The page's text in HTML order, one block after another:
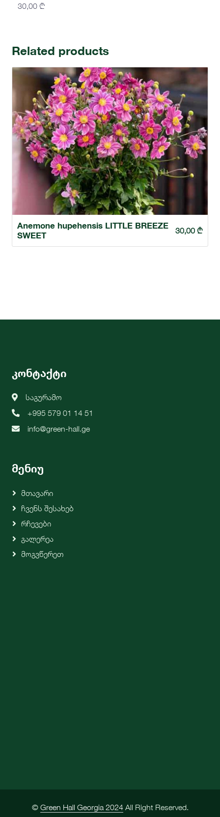
30,00 ₾
Related products
Anemone hupehensis LITTLE BREEZE
SWEET
30,00 ₾
კონტაქტი
საგურამო
+995 579 01 14 51
info@green-hall.ge
მენიუ
Მთავარი
Ჩვენს Შესახებ
Რჩევები
Გალერეა
Მოგვწერეთ
© Green Hall Georgia 2024All Right Reserved.